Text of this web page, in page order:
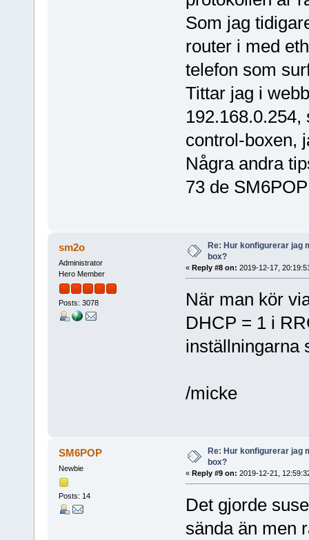
Som jag
router i med
telefon som
Tittar jag i
control-boxen,
Några andra
73 de
sm2o
Administrator
Hero Member
Posts: 3078
Re: Hur konfigurerar jag
box?
« Reply #8 on: 2019-12-17,
När man kör
DHCP = 1 i
inställningarna
/micke
SM6POP
Newbie
Posts: 14
Re: Hur konfigurerar jag
box?
« Reply #9 on: 2019-12-21,
Det gjorde
sända än men